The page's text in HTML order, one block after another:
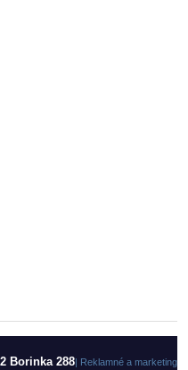
Borinka 288| Reklamné a